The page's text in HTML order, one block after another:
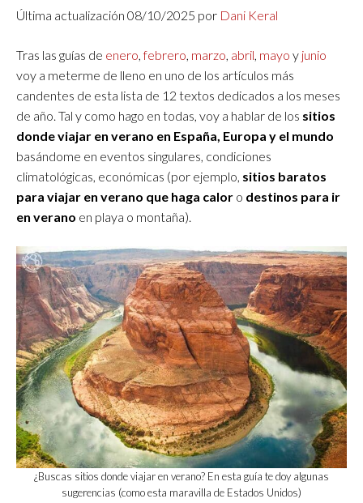
Última actualización 08/10/2025 por Dani Keral
Tras las guías de enero febrero marzo abril mayo y junio
voy a meterme de lleno en uno de los artículos más
candentes de esta lista de 12 textos dedicados a los meses
de año. Tal y como hago en todas, voy a hablar de los sitios
donde viajar en verano en España, Europa y el mundo
basándome en eventos singulares, condiciones
climatológicas, económicas (por ejemplo, sitios baratos
para viajar en verano que haga calor o destinos para ir
en verano en playa o montaña).
¿Buscas sitios donde viajar en verano? En esta guía te doy algunas
sugerencias (como esta maravilla de Estados Unidos)